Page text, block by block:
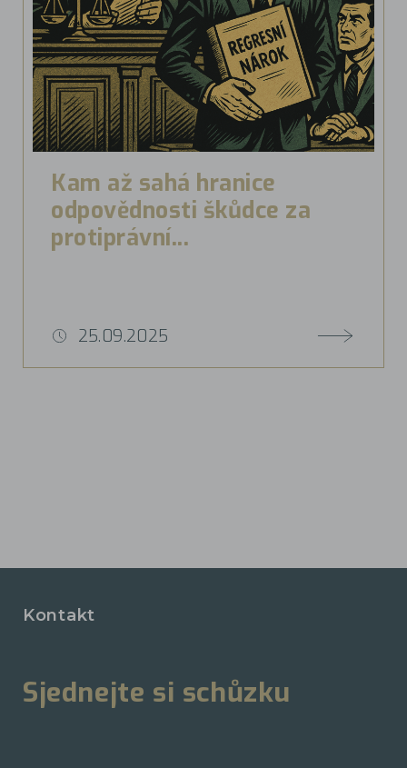
Kam až sahá hranice
odpovědnosti škůdce za
protiprávní...
25.09.2025
Kontakt
Sjednejte si schůzku